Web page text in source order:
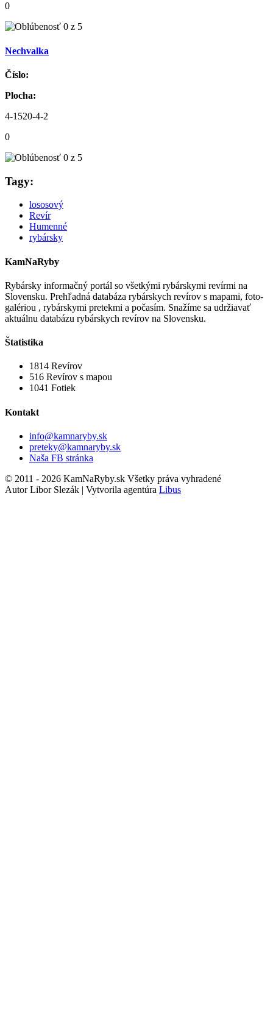
0
Nechvalka
Číslo:
Plocha:
4-1520-4-2
0
Tagy:
lososový
Revír
Humenné
rybársky
KamNaRyby
Rybársky informačný portál so všetkými rybárskymi revírmi na
Slovensku. Prehľadná databáza rybárskych revírov s mapami, foto-
galériou , rybárskymi pretekmi a počasím. Snažíme sa udržiavať
aktuálnu databázu rybárskych revírov na Slovensku.
Štatistika
1814 Revírov
516 Revírov s mapou
1041 Fotiek
Kontakt
info@kamnaryby.sk
preteky@kamnaryby.sk
Naša FB stránka
© 2011 - 2026 KamNaRyby.sk Všetky práva vyhradené
Autor Libor Slezák | Vytvorila agentúra Libus